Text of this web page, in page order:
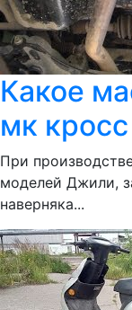
Какое
мк кросс
При
моделей Джили,
наверняка...